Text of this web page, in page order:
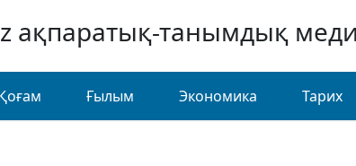
ақпаратық-танымдық
Ғылым Экономика Тарих